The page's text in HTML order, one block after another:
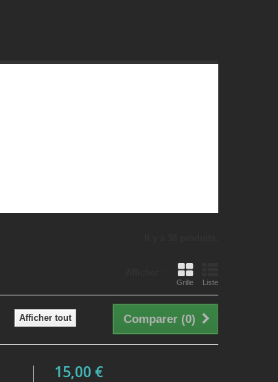
Grille Liste
Comparer (0)
Afficher tout
15,00 €